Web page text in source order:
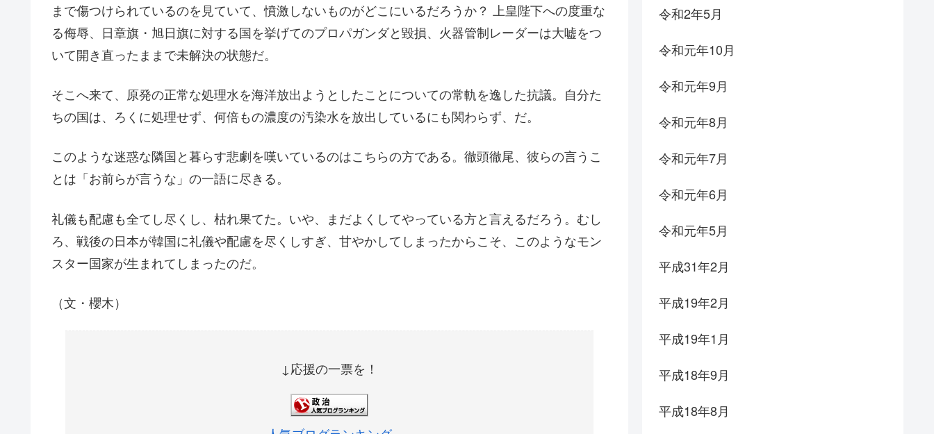
まで傷つけられているのを見ていて、憤激しないものがどこにいるだろうか？ 上皇陛下への度重な
る侮辱、日章旗・旭日旗に対する国を挙げてのプロパガンダと毀損、火器管制レーダーは大嘘をつ
いて開き直ったままで未解決の状態だ。
そこへ来て、原発の正常な処理水を海洋放出ようとしたことについての常軌を逸した抗議。自分た
ちの国は、ろくに処理せず、何倍もの濃度の汚染水を放出しているにも関わらず、だ。
このような迷惑な隣国と暮らす悲劇を嘆いているのはこちらの方である。徹頭徹尾、彼らの言うこ
とは「お前らが言うな」の一語に尽きる。
礼儀も配慮も全てし尽くし、枯れ果てた。いや、まだよくしてやっている方と言えるだろう。むし
ろ、戦後の日本が韓国に礼儀や配慮を尽くしすぎ、甘やかしてしまったからこそ、このようなモン
スター国家が生まれてしまったのだ。
（文・櫻木）
↓応援の一票を！
令和2年5月
令和元年10月
令和元年9月
令和元年8月
令和元年7月
令和元年6月
令和元年5月
平成31年2月
平成19年2月
平成19年1月
平成18年9月
平成18年8月